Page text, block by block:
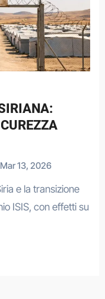
Mar 13, 2026
e la transizione
ISIS, con effetti su